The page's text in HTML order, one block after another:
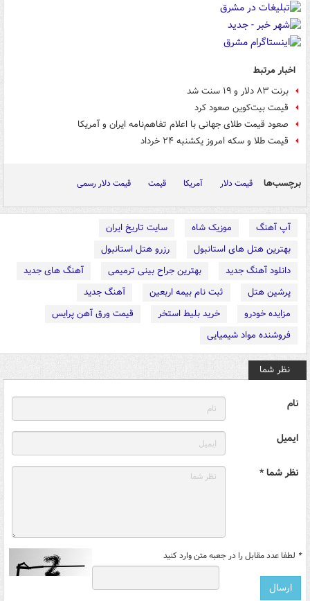
اخبار مرتبط
برنت ۸۳ دلار و ۱۹ سنت شد
قیمت بیت‌کوین صعود کرد
صعود قیمت طلای جهانی با اعلام تفاهم‌نامه ایران و آمریکا
قیمت طلا و سکه امروز یکشنبه ۲۴ خرداد
برچسب‌ها قیمت دلار آمریکا قیمت قیمت دلار رسمی
آپ آهنگ موزیک شاه
سایت تاریخ ایران
بهترین هتل های استانبول
رزرو هتل استانبول
دانلود آهنگ جدید
بهترین جراح بینی ترمیمی
آهنگ های جدید
پرشین هتل
ثبت نام بیمه اربعین
آهنگ جدید
مزایده خودرو
خرید بلیط استخر
قیمت ورق آهن پرایس
فروشنده مواد شیمیایی
نظر شما
نام
ایمیل
نظر شما *
* لطفا عدد مقابل را در جعبه متن وارد کنید